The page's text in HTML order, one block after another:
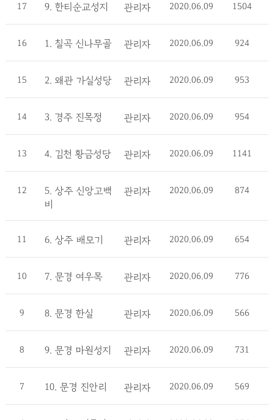
17 9. 한티순교성지 관리자 2020.06.09 1504
16 1. 칠곡 신나무골 관리자 2020.06.09 924
15 2. 왜관 가실성당 관리자 2020.06.09 953
14 3. 경주 진목정 관리자 2020.06.09 954
13 4. 김천 황금성당 관리자 2020.06.09 1141
12
5. 상주 신앙고백
비
관리자 2020.06.09 874
11 6. 상주 배모기 관리자 2020.06.09 654
10 7. 문경 여우목 관리자 2020.06.09 776
9 8. 문경 한실 관리자 2020.06.09 566
8 9. 문경 마원성지 관리자 2020.06.09 731
7 10. 문경 진안리 관리자 2020.06.09 569